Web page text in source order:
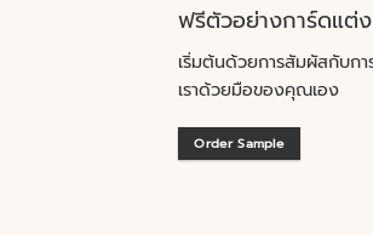
ฟรีตัวอย่างการ์ดแต่
เริ่มต้นด้วยการสัมผัสกับก
เราด้วยมือของคุณเอง
Order Sample